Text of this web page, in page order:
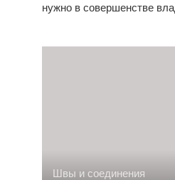
нужно в совершенстве
Швы и соединения